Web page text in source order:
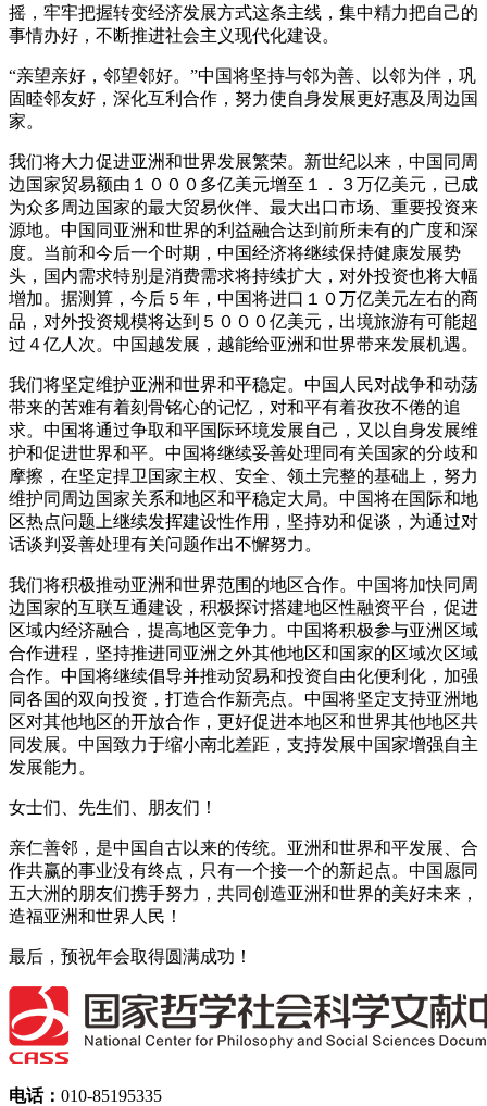
摇，牢牢把握转变经济发展方式这条主线，集中精力把自己的
事情办好，不断推进社会主义现代化建设。
“亲望亲好，邻望邻好。”中国将坚持与邻为善、以邻为伴，巩
固睦邻友好，深化互利合作，努力使自身发展更好惠及周边国
家。
我们将大力促进亚洲和世界发展繁荣。新世纪以来，中国同周
边国家贸易额由１０００多亿美元增至１．３万亿美元，已成
为众多周边国家的最大贸易伙伴、最大出口市场、重要投资来
源地。中国同亚洲和世界的利益融合达到前所未有的广度和深
度。当前和今后一个时期，中国经济将继续保持健康发展势
头，国内需求特别是消费需求将持续扩大，对外投资也将大幅
增加。据测算，今后５年，中国将进口１０万亿美元左右的商
品，对外投资规模将达到５０００亿美元，出境旅游有可能超
过４亿人次。中国越发展，越能给亚洲和世界带来发展机遇。
我们将坚定维护亚洲和世界和平稳定。中国人民对战争和动荡
带来的苦难有着刻骨铭心的记忆，对和平有着孜孜不倦的追
求。中国将通过争取和平国际环境发展自己，又以自身发展维
护和促进世界和平。中国将继续妥善处理同有关国家的分歧和
摩擦，在坚定捍卫国家主权、安全、领土完整的基础上，努力
维护同周边国家关系和地区和平稳定大局。中国将在国际和地
区热点问题上继续发挥建设性作用，坚持劝和促谈，为通过对
话谈判妥善处理有关问题作出不懈努力。
我们将积极推动亚洲和世界范围的地区合作。中国将加快同周
边国家的互联互通建设，积极探讨搭建地区性融资平台，促进
区域内经济融合，提高地区竞争力。中国将积极参与亚洲区域
合作进程，坚持推进同亚洲之外其他地区和国家的区域次区域
合作。中国将继续倡导并推动贸易和投资自由化便利化，加强
同各国的双向投资，打造合作新亮点。中国将坚定支持亚洲地
区对其他地区的开放合作，更好促进本地区和世界其他地区共
同发展。中国致力于缩小南北差距，支持发展中国家增强自主
发展能力。
女士们、先生们、朋友们！
亲仁善邻，是中国自古以来的传统。亚洲和世界和平发展、合
作共赢的事业没有终点，只有一个接一个的新起点。中国愿同
五大洲的朋友们携手努力，共同创造亚洲和世界的美好未来，
造福亚洲和世界人民！
最后，预祝年会取得圆满成功！
电话： 010-85195335